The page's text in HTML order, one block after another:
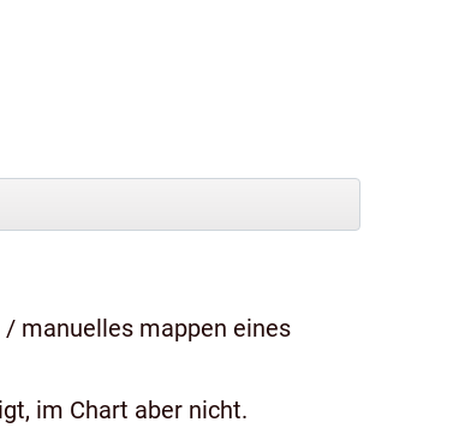
manuelles mappen eines
im Chart aber nicht.